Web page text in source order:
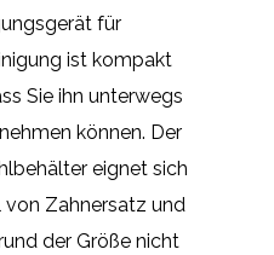
für
ist kompakt
Sie ihn unterwegs
können. Der
eignet sich
von Zahnersatz und
der Größe nicht